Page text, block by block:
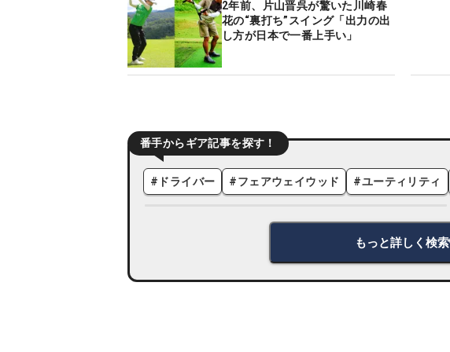
2年前、片山晋呉が驚いた川崎春
花の“裏打ち”スイング「出力の出
し方が日本で一番上手い」
番手からギア記事を探す！
# ドライバー #フェアウェイウッド #ユーティリティ
もっと詳しく検索